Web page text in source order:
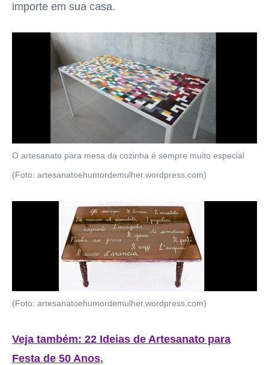
importe em sua casa.
O artesanato para mesa da cozinha é sempre muito especial
(Foto: artesanatoehumordemulher.wordpress.com)
(Foto: artesanatoehumordemulher.wordpress.com)
Veja também: 22 Ideias de Artesanato para
Festa de 50 Anos.